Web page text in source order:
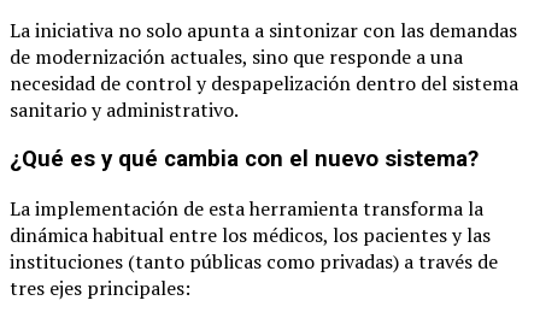
La iniciativa no solo apunta a sintonizar con las demandas
de modernización actuales, sino que responde a una
necesidad de control y despapelización dentro del sistema
sanitario y administrativo.
¿Qué es y qué cambia con el nuevo sistema?
La implementación de esta herramienta transforma la
dinámica habitual entre los médicos, los pacientes y las
instituciones (tanto públicas como privadas) a través de
tres ejes principales: